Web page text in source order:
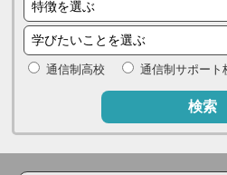
通信制高校 通信制サポート
検索